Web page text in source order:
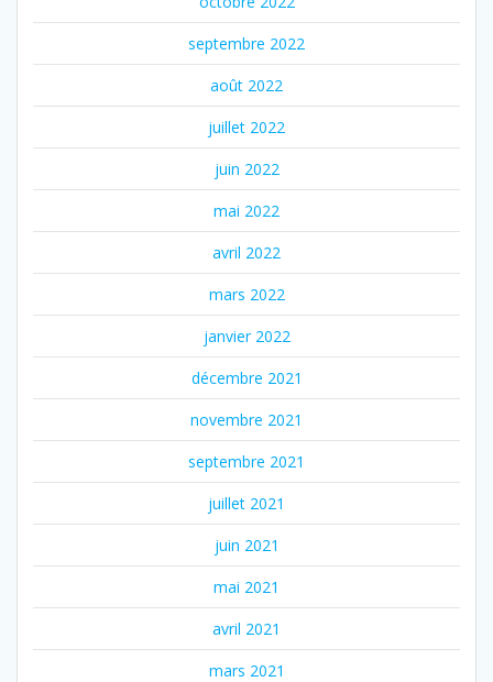
septembre 2022
août 2022
juillet 2022
juin 2022
mai 2022
avril 2022
mars 2022
janvier 2022
décembre 2021
novembre 2021
septembre 2021
juillet 2021
juin 2021
mai 2021
avril 2021
mars 2021